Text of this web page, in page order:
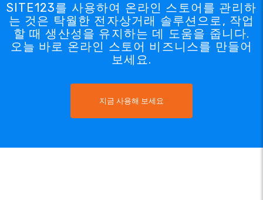
SITE123를 사용하여 온라인 스토어를 관리하
는 것은 탁월한 전자상거래 솔루션으로, 작업
할 때 생산성을 유지하는 데 도움을 줍니다.
오늘 바로 온라인 스토어 비즈니스를 만들어
보세요.
지금 사용해 보세요